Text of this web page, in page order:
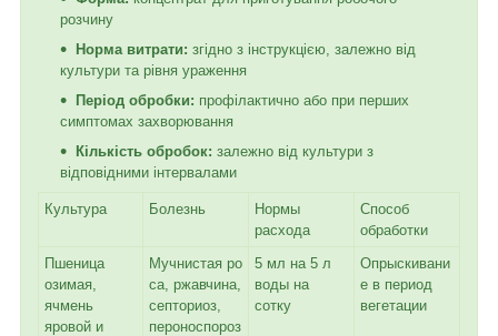
розчину
Норма витрати: згідно з інструкцією, залежно від
культури та рівня ураження
Період обробки: профілактично або при перших
симптомах захворювання
Кількість обробок: залежно від культури з
відповідними інтервалами
Культура Болезнь
Нормы
расхода
Способ
обработки
Пшеница
озимая,
ячмень
яровой и
Мучнистая ро
са, ржавчина,
септориоз,
пероноспороз
5 мл на 5 л
воды на
сотку
Опрыскивани
е в период
вегетации